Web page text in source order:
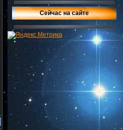
Сейчас на сайте